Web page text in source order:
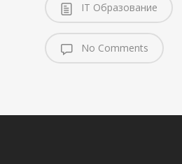
IT Образование
No Comments